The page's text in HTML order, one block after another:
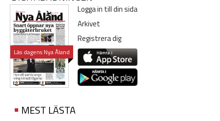
Läs dagens Nya Åland
Logga in till din sida
Arkivet
Registrera dig
MEST LÄSTA